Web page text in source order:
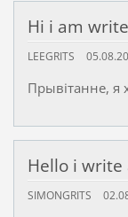
Hi i am
LEEGRITS
Прывітанне, я
Hello i
SIMONGRITS